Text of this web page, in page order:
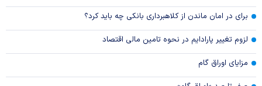
برای در امان ماندن از کلاهبرداری بانکی چه باید کرد؟
لزوم تغییر پارادایم در نحوه تامین مالی اقتصاد
مزایای اوراق گام